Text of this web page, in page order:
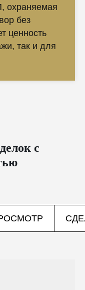
охраняемая
без
ценность
так и для
с